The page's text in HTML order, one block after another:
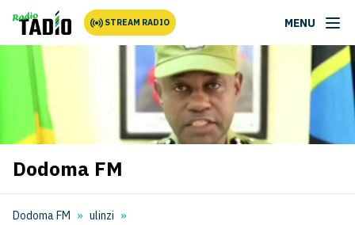
STREAM RADIO MENU
Dodoma FM
Dodoma FM
ulinzi